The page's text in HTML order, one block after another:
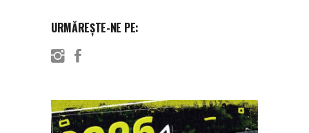
URMĂREȘTE-NE PE: